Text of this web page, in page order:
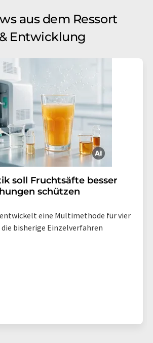
aus dem Ressort
Entwicklung
soll Fruchtsäfte besser
schützen
eine Multimethode für vier
bisherige Einzelverfahren